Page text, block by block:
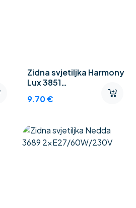
Zidna svjetiljka Harmony
Lux 3851
9.70€